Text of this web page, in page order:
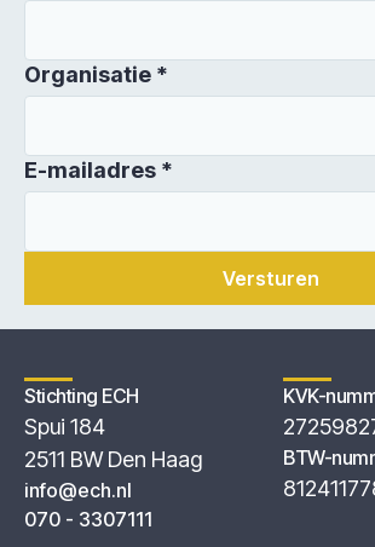
Organisatie *
E-mailadres *
Stichting ECH
Spui 184
2511 BW Den Haag
info@ech.nl
070 - 3307111
KVK-
BTW-